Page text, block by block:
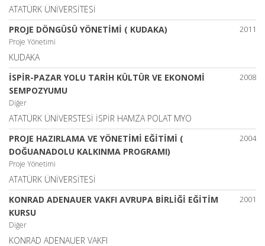
ATATÜRK ÜNİVERSİTESİ
2011
PROJE DÖNGÜSÜ YÖNETİMİ ( KUDAKA)
Proje Yönetimi
KUDAKA
2008
İSPİR-PAZAR YOLU TARİH KÜLTÜR VE EKONOMİ
SEMPOZYUMU
Diğer
ATATÜRK ÜNİVERSTESİ İSPİR HAMZA POLAT MYO
2004
PROJE HAZIRLAMA VE YÖNETİMİ EĞİTİMİ (
DOĞUANADOLU KALKINMA PROGRAMI)
Proje Yönetimi
ATATÜRK ÜNİVERSİTESİ
2001
KONRAD ADENAUER VAKFI AVRUPA BİRLİĞİ EĞİTİM
KURSU
Diğer
KONRAD ADENAUER VAKFI